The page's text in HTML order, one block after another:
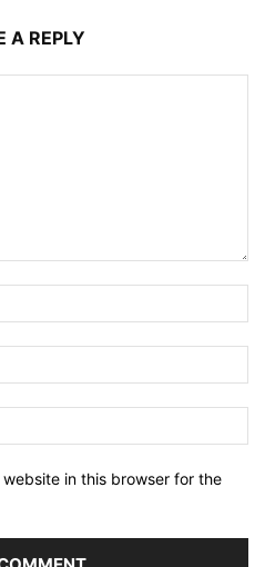
A REPLY
in this browser for the